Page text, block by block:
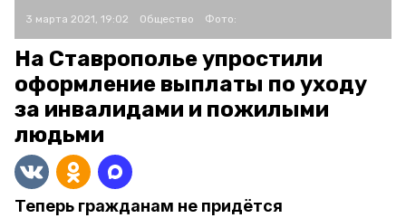
3 марта 2021, 19:02 Общество Фото:
На Ставрополье упростили
оформление выплаты по уходу
за инвалидами и пожилыми
людьми
Теперь гражданам не придётся